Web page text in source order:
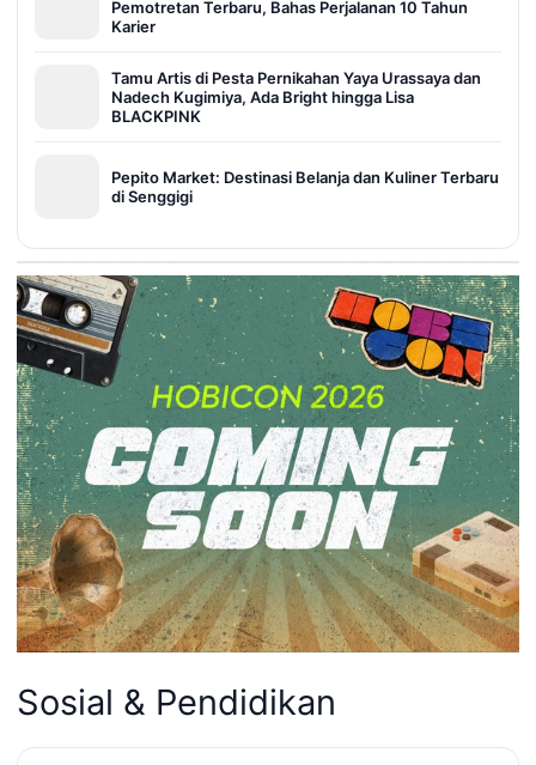
Pemotretan Terbaru, Bahas Perjalanan 10 Tahun
Karier
Tamu Artis di Pesta Pernikahan Yaya Urassaya dan
Nadech Kugimiya, Ada Bright hingga Lisa
BLACKPINK
Pepito Market: Destinasi Belanja dan Kuliner Terbaru
di Senggigi
Sosial & Pendidikan